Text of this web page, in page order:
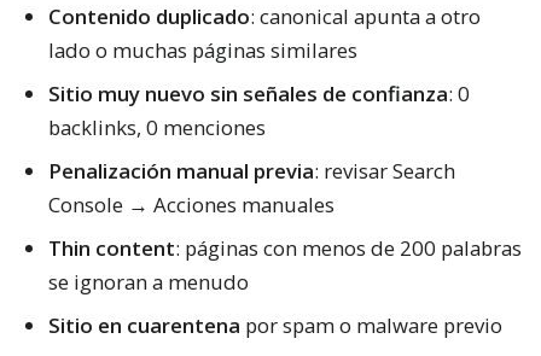
Contenido duplicado: canonical apunta a otro
lado o muchas páginas similares
Sitio muy nuevo sin señales de confianza: 0
backlinks, 0 menciones
Penalización manual previa: revisar Search
Console → Acciones manuales
Thin content: páginas con menos de 200 palabras
se ignoran a menudo
Sitio en cuarentena por spam o malware previo